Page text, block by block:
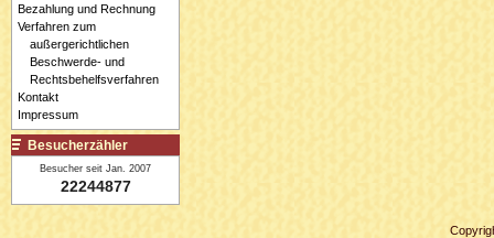
Bezahlung und Rechnung
Verfahren zum
außergerichtlichen
Beschwerde- und
Rechtsbehelfsverfahren
Kontakt
Impressum
Besucherzähler
Besucher seit Jan. 2007
22244877